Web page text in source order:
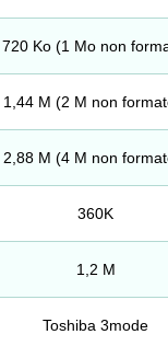
720 Ko (1 Mo non
1,44 M (2 M non
2,88 M (4 M non
360K
1,2 M
Toshiba 3mode